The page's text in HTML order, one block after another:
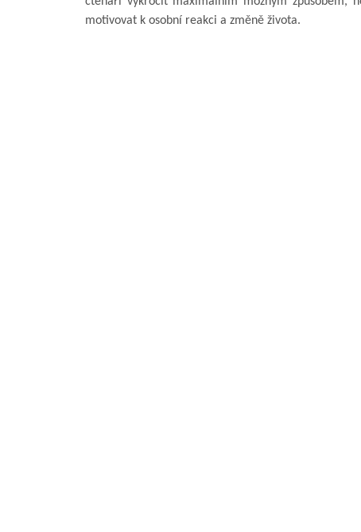
motivovat k osobní reakci a změně života.